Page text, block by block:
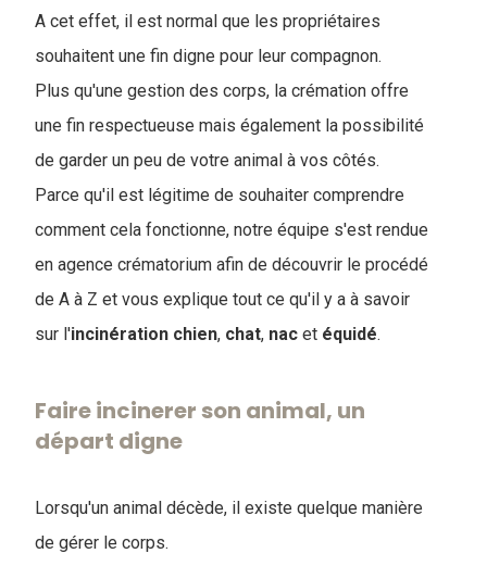
A cet effet, il est normal que les propriétaires
souhaitent une fin digne pour leur compagnon.
Plus qu'une gestion des corps, la crémation offre
une fin respectueuse mais également la possibilité
de garder un peu de votre animal à vos côtés.
Parce qu'il est légitime de souhaiter comprendre
comment cela fonctionne, notre équipe s'est rendue
en agence crématorium afin de découvrir le procédé
de A à Z et vous explique tout ce qu'il y a à savoir
sur l'incinération chien, chat, nac et équidé.
Faire incinerer son animal, un
départ digne
Lorsqu'un animal décède, il existe quelque manière
de gérer le corps.